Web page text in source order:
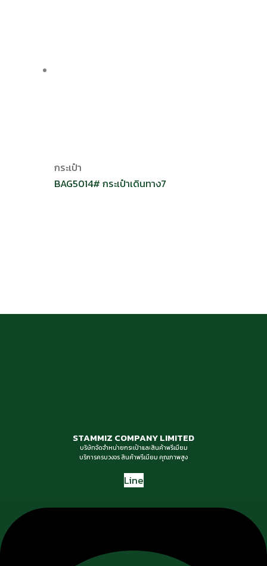
กระเป๋า
BAG5014# กระเป๋าเดินทาง7
STAMMIZ COMPANY LIMITED
บริษัทจัดจำหน่ายกระเป๋าและสินค้าพรีเมียม
บริการครบวงจร สินค้าพรีเมียม คุณภาพสูง
Line